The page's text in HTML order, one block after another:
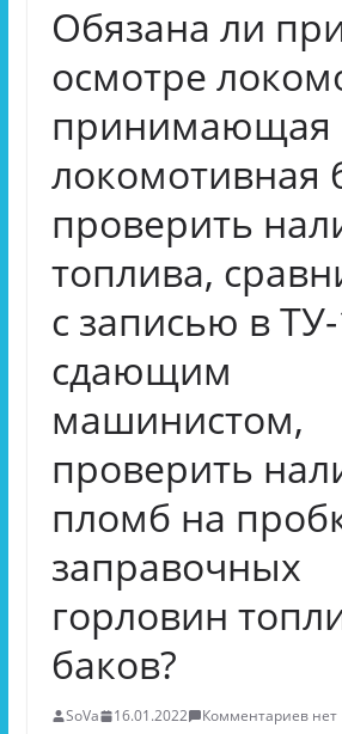
Обязана ли
осмотре
принимающая
локомотивная
проверить
топлива,
с записью в
сдающим
машинистом,
проверить
пломб на
заправочных
горловин
баков?
SoVa 16.01.2022 Комментариев нет